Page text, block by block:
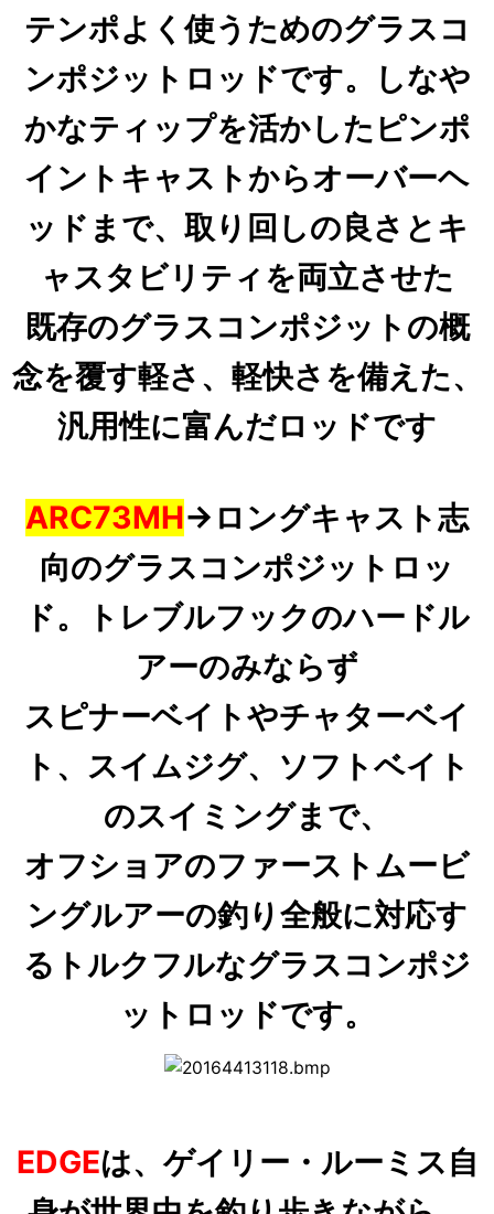
テンポよく使うためのグラスコ
ンポジットロッドです。しなや
かなティップを活かしたピンポ
イントキャストからオーバーヘ
ッドまで、取り回しの良さとキ
ャスタビリティを両立させた
既存のグラスコンポジットの概
念を覆す軽さ、軽快さを備えた、
汎用性に富んだロッドです
ARC73MH→ ロングキャスト志
向のグラスコンポジットロッ
ド。トレブルフックのハードル
アーのみならず
スピナーベイトやチャターベイ
ト、スイムジグ、ソフトベイト
のスイミングまで、
オフショアのファーストムービ
ングルアーの釣り全般に対応す
るトルクフルなグラスコンポジ
ットロッドです。
EDGEは、ゲイリー・ルーミス自